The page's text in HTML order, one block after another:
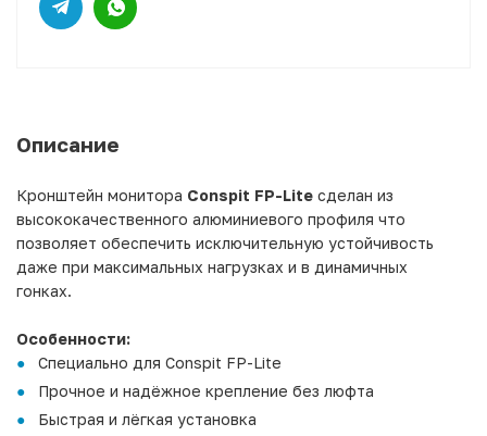
Описание
Кронштейн монитора Conspit FP-Lite сделан из
высококачественного алюминиевого профиля что
позволяет обеспечить исключительную устойчивость
даже при максимальных нагрузках и в динамичных
гонках.
Особенности:
Специально для Conspit FP-Lite
Прочное и надёжное крепление без люфта
Быстрая и лёгкая установка